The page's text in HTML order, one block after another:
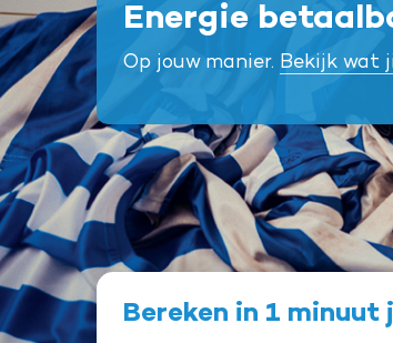
Energie
Op jouw manier. Bekijk wat
Bereken in 1 minuut